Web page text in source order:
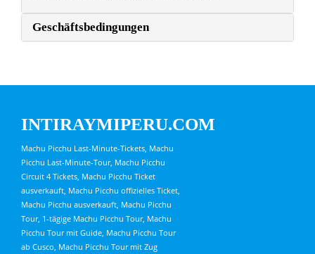
Geschäftsbedingungen
INTIRAYMIPERU.COM
Machu Picchu Last-Minute-Tickets, Machu
Picchu Last-Minute-Tour, Machu Picchu
Circuit 4 Tickets, Machu Picchu Ticket
ausverkauft, Machu Picchu offizielles Ticket,
Machu Picchu ausverkauft, Machu Picchu
Tour, 1-tägige Machu Picchu Tour, Machu
Picchu Tour mit Guide, Machu Picchu Tour
ab Cusco, Machu Picchu Tour mit Zug